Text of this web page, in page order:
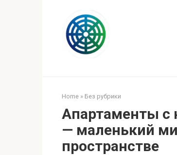
Home » Без рубрики
Апартаменты с
— маленький
пространстве